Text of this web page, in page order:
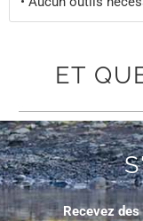
ET
Recevez